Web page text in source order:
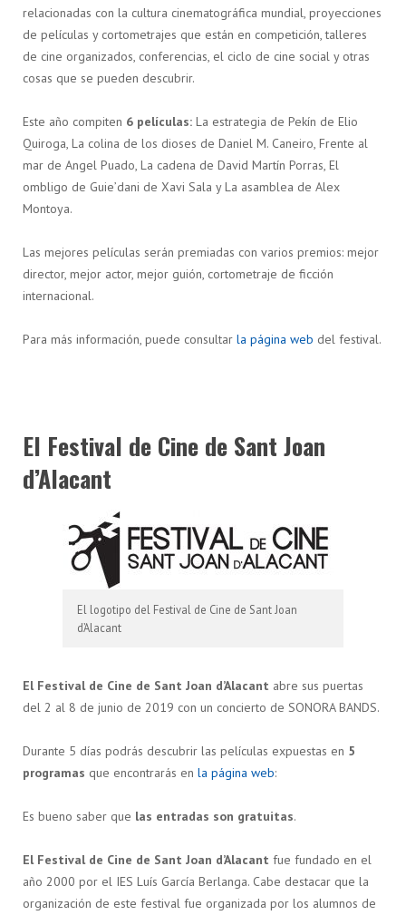
relacionadas con la cultura cinematográfica mundial, proyecciones
de películas y cortometrajes que están en competición, talleres
de cine organizados, conferencias, el ciclo de cine social y otras
cosas que se pueden descubrir.
Este año compiten 6 películas: La estrategia de Pekín de Elio
Quiroga, La colina de los dioses de Daniel M. Caneiro, Frente al
mar de Angel Puado, La cadena de David Martín Porras, El
ombligo de Guie’dani de Xavi Sala y La asamblea de Alex
Montoya.
Las mejores películas serán premiadas con varios premios: mejor
director, mejor actor, mejor guión, cortometraje de ficción
internacional.
Para más información, puede consultar la página web del festival.
El Festival de Cine de Sant Joan
d’Alacant
El logotipo del Festival de Cine de Sant Joan
d’Alacant
El Festival de Cine de Sant Joan d’Alacant abre sus puertas
del 2 al 8 de junio de 2019 con un concierto de SONORA BANDS.
Durante 5 días podrás descubrir las películas expuestas en 5
programas que encontrarás en la página web:
Es bueno saber que las entradas son gratuitas.
El Festival de Cine de Sant Joan d’Alacant fue fundado en el
año 2000 por el IES Luís García Berlanga. Cabe destacar que la
organización de este festival fue organizada por los alumnos de